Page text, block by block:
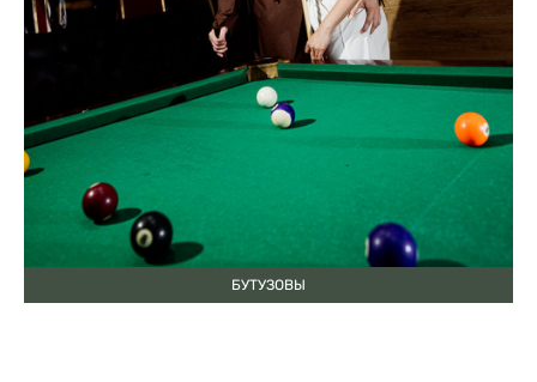
БУТУЗОВЫ